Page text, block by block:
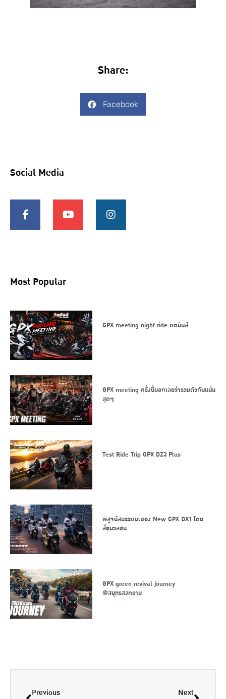
Share:
Facebook
Social Media
Most Popular
GPX meeting night ride ติดมันส์
GPX meeting ครั้งนี้บอกเลยว่ารวมตัวกันแน่น
สุดๆ
Test Ride Trip GPX DZ3 Plus
พิสูจน์สมรรถนะของ New GPX DX1 โดย
สื่อมวลชน
GPX green revival journey
@สมุทรสงคราม
Previous Next